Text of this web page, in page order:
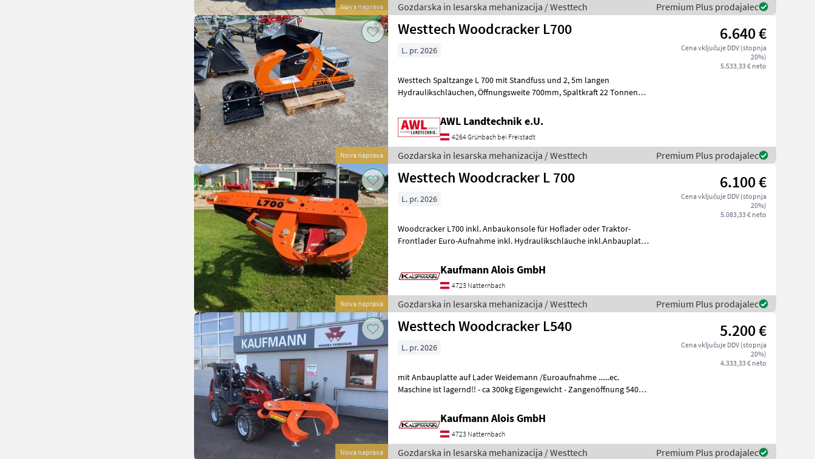
Nova naprava Gozdarska in lesarska mehanizacija / Westtech Premium Plus prodajalec
Nova naprava
Westtech Woodcracker L700 6.640 €
Cena vključuje DDV (stopnja
20%)
5.533,33 € neto
L. pr. 2026
Westtech Spaltzange L 700 mit Standfuss und 2, 5m langen
Hydraulikschläuchen, Öffnungsweite 700mm, Spaltkraft 22 Tonnen
AWL Landtechnik e.U.
4264 Grünbach bei Freistadt
Gozdarska in lesarska mehanizacija / Westtech Premium Plus prodajalec
Nova naprava
Westtech Woodcracker L 700 6.100 €
Cena vključuje DDV (stopnja
20%)
5.083,33 € neto
L. pr. 2026
Woodcracker L700 inkl. Anbaukonsole für Hoflader oder Traktor-
Frontlader Euro-Aufnahme inkl. Hydraulikschläuche inkl.Anbauplatte
Kaufmann Alois GmbH
4723 Natternbach
Gozdarska in lesarska mehanizacija / Westtech Premium Plus prodajalec
Nova naprava
Westtech Woodcracker L540 5.200 €
Cena vključuje DDV (stopnja
20%)
4.333,33 € neto
L. pr. 2026
mit Anbauplatte auf Lader Weidemann /Euroaufnahme ......ec.
Maschine ist lagernd!! - ca 300kg Eigengewicht - Zangenöffnung 540
Kaufmann Alois GmbH
4723 Natternbach
Gozdarska in lesarska mehanizacija / Westtech Premium Plus prodajalec